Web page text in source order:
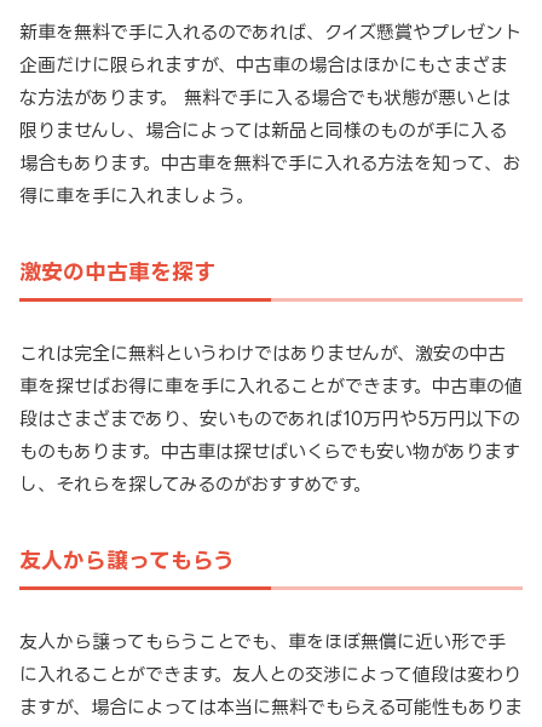
新車を無料で手に入れるのであれば、クイズ懸賞やプレゼント
企画だけに限られますが、中古車の場合はほかにもさまざま
な方法があります。 無料で手に入る場合でも状態が悪いとは
限りませんし、場合によっては新品と同様のものが手に入る
場合もあります。中古車を無料で手に入れる方法を知って、お
得に車を手に入れましょう。
激安の中古車を探す
これは完全に無料というわけではありませんが、激安の中古
車を探せばお得に車を手に入れることができます。中古車の値
段はさまざまであり、安いものであれば10万円や5万円以下の
ものもあります。中古車は探せばいくらでも安い物があります
し、それらを探してみるのがおすすめです。
友人から譲ってもらう
友人から譲ってもらうことでも、車をほぼ無償に近い形で手
に入れることができます。友人との交渉によって値段は変わり
ますが、場合によっては本当に無料でもらえる可能性もありま